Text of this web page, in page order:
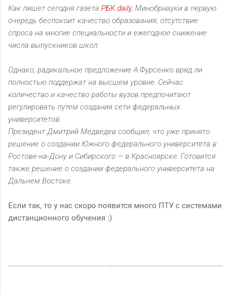
Как пишет сегодня газета РБК daily, Минобрнауки в первую
очередь беспокоит качество образования, отсутствие
спроса на многие специальности и ежегодное снижение
числа выпускников школ.
Однако, радикальное предложение А.Фурсенко вряд ли
полностью поддержат на высшем уровне. Сейчас
количество и качество работы вузов предпочитают
регулировать путем создания сети федеральных
университетов.
Президент Дмитрий Медведев сообщил, что уже принято
решение о создании Южного федерального университета в
Ростове-на-Дону и Сибирского — в Красноярске. Готовится
также решение о создании федерального университета на
Дальнем Востоке.
Если так, то у нас скоро появится много ПТУ с системами
дистанционного обучения :)